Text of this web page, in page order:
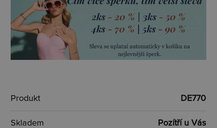
Produkt DE770
Skladem Pozítří u Vás